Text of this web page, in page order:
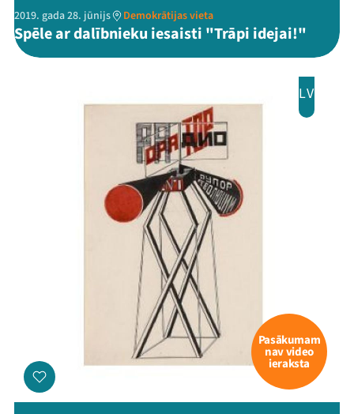
2019. gada 28. jūnijs Demokrātijas vieta
Spēle ar dalībnieku iesaisti "Trāpi idejai!"
LV
Pasākumam
nav video
ieraksta